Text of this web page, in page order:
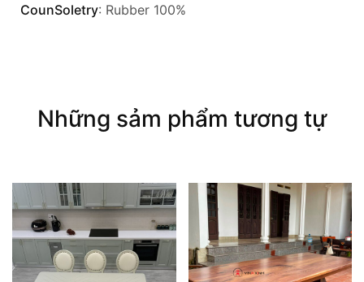
CounSoletry: Rubber 100%
Những sảm phẩm tương tự